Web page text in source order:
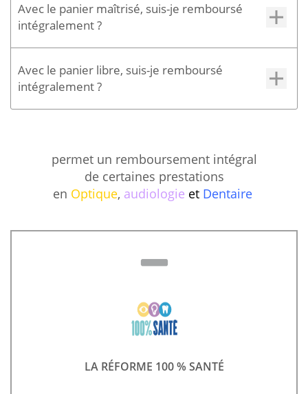
remboursement intégral.
Avec le panier maîtrisé, suis-je remboursé
intégralement ?
rembourse à hauteur des garanties de
votre contrat. Cependant, les prix de vente
Avec le panier libre, suis-je remboursé
intégralement ?
votre contrat.
permet un remboursement intégral
de certaines prestations
en Optique, audiologie et Dentaire
LA RÉFORME 100 % SANTÉ